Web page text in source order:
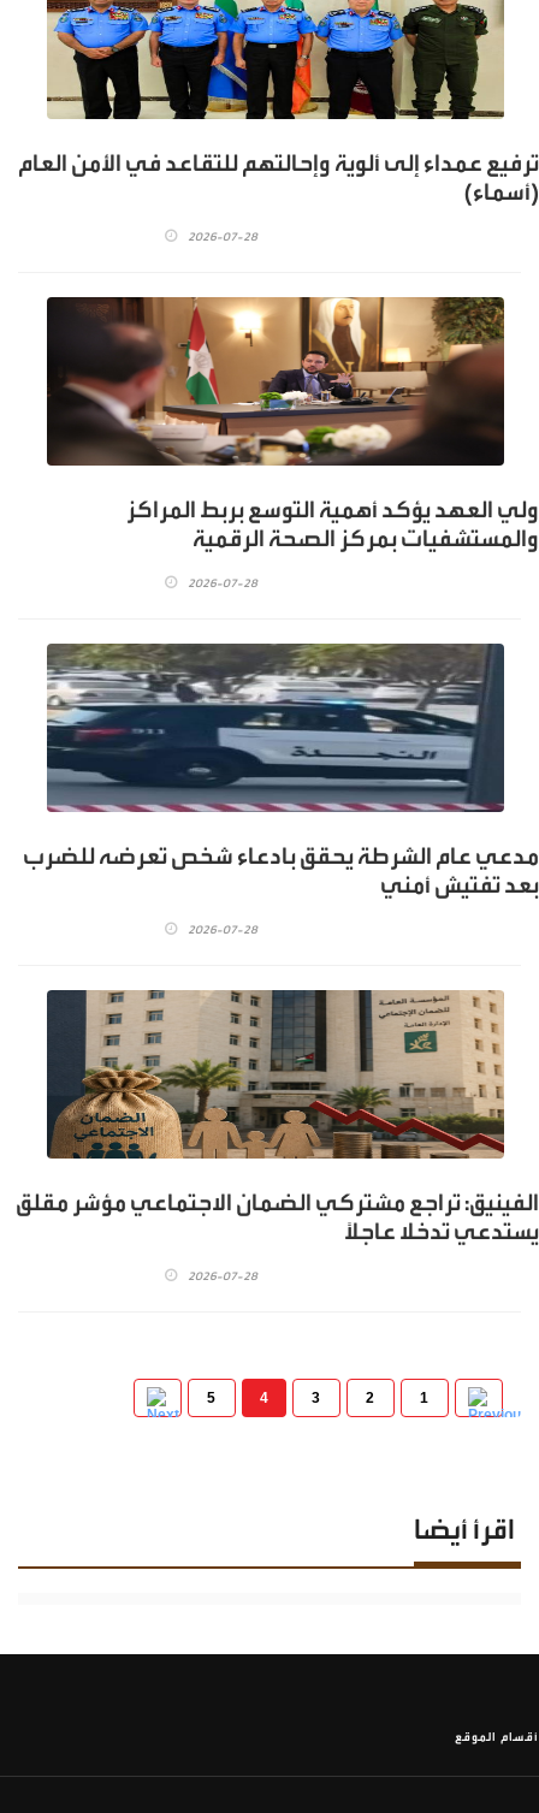
ترفيع عمداء إلى ألوية وإحالتهم للتقاعد في الأمن العام
(أسماء)
2026-07-28
ولي العهد يؤكد أهمية التوسع بربط المراكز
والمستشفيات بمركز الصحة الرقمية
2026-07-28
مدعي عام الشرطة يحقق بادعاء شخص تعرضه للضرب
بعد تفتيش أمني
2026-07-28
الفينيق: تراجع مشتركي الضمان الاجتماعي مؤشر مقلق
يستدعي تدخلا عاجلاً
2026-07-28
1
2
3
4
5
اقرأ أيضا
أقسام الموقع